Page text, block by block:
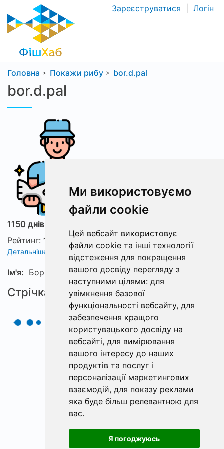
Ми використовуємо
файли cookie
Цей вебсайт використовує
файли cookie та інші технології
відстеження для покращення
вашого досвіду перегляду з
наступними цілями: для
увімкнення базової
функціональності вебсайту, для
забезпечення кращого
користувацького досвіду на
вебсайті, для вимірювання
вашого інтересу до наших
продуктів та послуг і
персоналізації маркетингових
взаємодій, для показу реклами
яка буде більш релевантною для
вас.
Я погоджуюсь
Зареєструватися Логін
Головна Покажи рибу bor.d.pal
bor.d.pal
1150 днів з ФішХаб
Рейтинг: 1
Детальніше про рейтинг
Ім'я: Борис
Стрічка